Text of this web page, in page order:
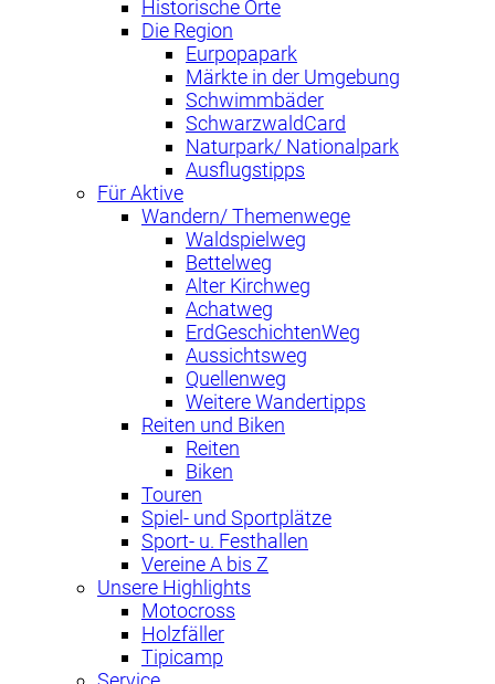
Historische Orte
Die Region
Eurpopapark
Märkte in der Umgebung
Schwimmbäder
SchwarzwaldCard
Naturpark/ Nationalpark
Ausflugstipps
Für Aktive
Wandern/ Themenwege
Waldspielweg
Bettelweg
Alter Kirchweg
Achatweg
ErdGeschichtenWeg
Aussichtsweg
Quellenweg
Weitere Wandertipps
Reiten und Biken
Reiten
Biken
Touren
Spiel- und Sportplätze
Sport- u. Festhallen
Vereine A bis Z
Unsere Highlights
Motocross
Holzfäller
Tipicamp